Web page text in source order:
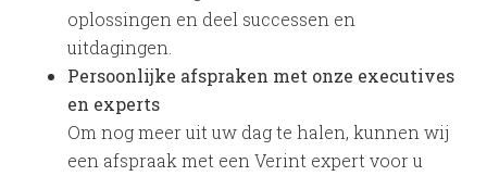
oplossingen en deel successen en
uitdagingen.
Persoonlijke afspraken met onze executives
en experts
Om nog meer uit uw dag te halen, kunnen wij
een afspraak met een Verint expert voor u